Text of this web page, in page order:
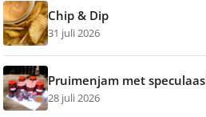
Chip & Dip
31 juli 2026
Pruimenjam met
28 juli 2026